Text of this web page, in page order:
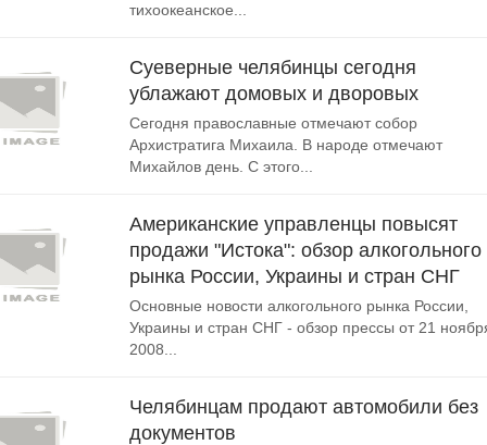
тихоокеанское...
Суеверные челябинцы сегодня
ублажают домовых и дворовых
Сегодня православные отмечают собор
Архистратига Михаила. В народе отмечают
Михайлов день. С этого...
Американские управленцы повысят
продажи "Истока": обзор алкогольного
рынка России, Украины и стран СНГ
Основные новости алкогольного рынка России,
Украины и стран СНГ - обзор прессы от 21
2008...
Челябинцам продают автомобили без
документов